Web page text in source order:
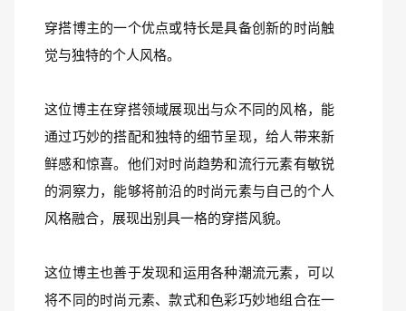
穿搭博主的一个优点或特长是具备创新的时尚触
觉与独特的个人风格。
这位博主在穿搭领域展现出与众不同的风格，能
通过巧妙的搭配和独特的细节呈现，给人带来新
鲜感和惊喜。他们对时尚趋势和流行元素有敏锐
的洞察力，能够将前沿的时尚元素与自己的个人
风格融合，展现出别具一格的穿搭风貌。
这位博主也善于发现和运用各种潮流元素，可以
将不同的时尚元素、款式和色彩巧妙地组合在一